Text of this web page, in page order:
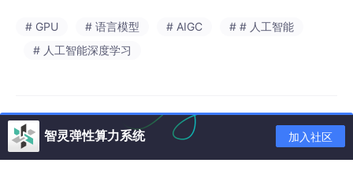
如何轻松创建DeepSeek 32B API？
你也许会觉得，部署一个如此强大的模型一定需要复杂的配置和深
1️⃣选择选卡：登录智灵平台，进入“Serverless”模块，选择 “2×24
GB 显存” GPU，确保足够的算力支持。
# GPU # 语言模型 # AIGC
# # 人工智能
# 人工智能深度学习
智灵弹性算力系统 加入社区